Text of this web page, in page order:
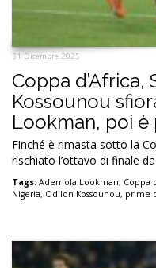
31 Dicembre 2025
Coppa
Kossounou
Lookman, poi
Finché è rimasta sotto la
rischiato l’ottavo di finale
Tags: Ademola Lookman, Coppa
Nigeria, Odilon Kossounou, prime